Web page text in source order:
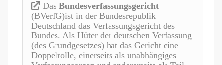
Das Bundesverfassungsgericht
(BVerfG)ist in der Bundesrepublik
Deutschland das Verfassungsgericht des
Bundes. Als Hüter der deutschen Verfassung
(des Grundgesetzes) hat das Gericht eine
Doppelrolle, einerseits als unabhängiges